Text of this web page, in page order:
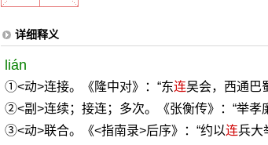
详细释义
lián
①<动>连接。《隆中对》：“东连吴会，西通巴
②<副>连续；接连；多次。《张衡传》：“举孝
③<动>联合。《<指南录>后序》：“约以连兵大